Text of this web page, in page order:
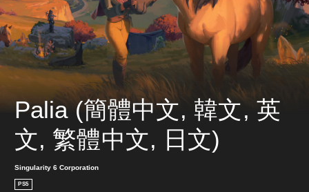
Palia (簡體中文, 韓文, 英
文, 繁體中文, 日文)
Singularity 6 Corporation
PS5